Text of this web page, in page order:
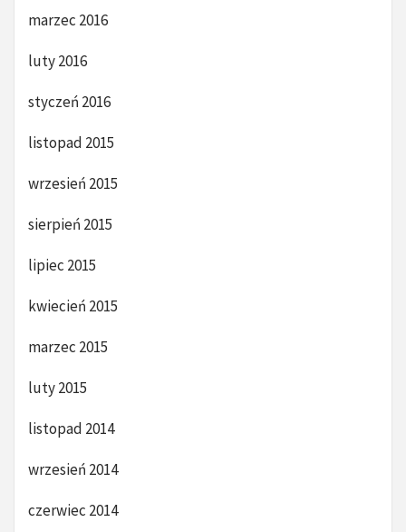
marzec 2016
luty 2016
styczeń 2016
listopad 2015
wrzesień 2015
sierpień 2015
lipiec 2015
kwiecień 2015
marzec 2015
luty 2015
listopad 2014
wrzesień 2014
czerwiec 2014